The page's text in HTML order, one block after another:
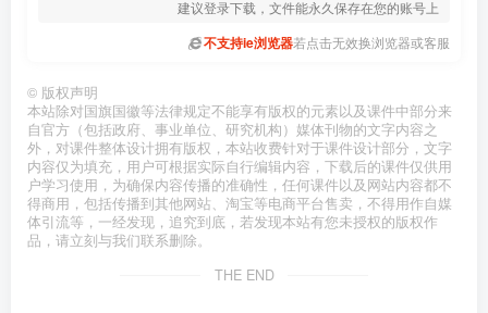
建议登录下载，文件能永久保存在您的账号上
不支持ie浏览器若点击无效换浏览器或客服
© 版权声明
本站除对国旗国徽等法律规定不能享有版权的元素以及课件中部分来
自官方（包括政府、事业单位、研究机构）媒体刊物的文字内容之
外，对课件整体设计拥有版权，本站收费针对于课件设计部分，文字
内容仅为填充，用户可根据实际自行编辑内容，下载后的课件仅供用
户学习使用，为确保内容传播的准确性，任何课件以及网站内容都不
得商用，包括传播到其他网站、淘宝等电商平台售卖，不得用作自媒
体引流等，一经发现，追究到底，若发现本站有您未授权的版权作
品，请立刻与我们联系删除。
THE END